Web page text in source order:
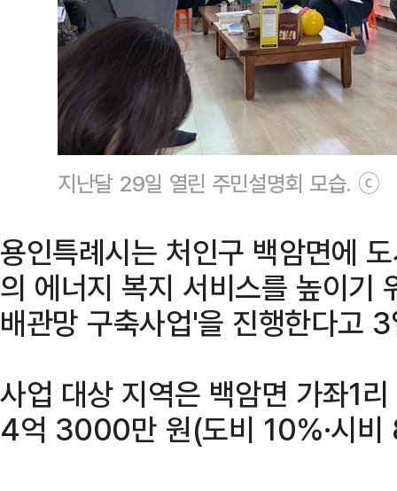
지난달 29일 열린 주민설명회 모습. ⓒ
용인특례시는 처인구 백암면에
의 에너지 복지 서비스를 높이기
배관망 구축사업'을 진행한다고
사업 대상 지역은 백암면 가좌1
4억 3000만 원(도비 10%·시비